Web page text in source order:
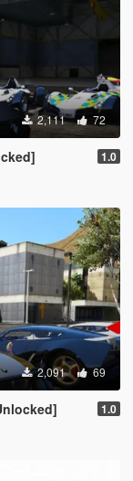
2,111 72
1.0
2,091 69
1.0